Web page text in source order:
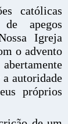
católicas
apegos
Igreja
o advento
autoridade
próprios